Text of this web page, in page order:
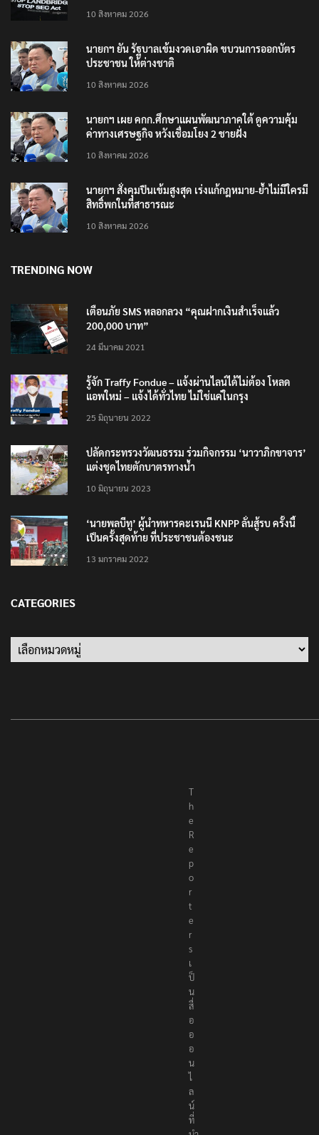
10 สิงหาคม 2026
นายกฯ ยัน รัฐบาลเข้มงวดเอาผิด ขบวนการออกบัตร
ประชาชน ให้ต่างชาติ
10 สิงหาคม 2026
นายกฯ เผย คกก.ศึกษาแผนพัฒนาภาคใต้ ดูความคุ้ม
ค่าทางเศรษฐกิจ หวังเชื่อมโยง 2 ชายฝั่ง
10 สิงหาคม 2026
นายกฯ สั่งคุมปืนเข้มสูงสุด เร่งแก้กฎหมาย-ย้ำไม่มีใครมี
สิทธิ์พกในที่สาธารณะ
10 สิงหาคม 2026
TRENDING NOW
เตือนภัย SMS หลอกลวง “คุณฝากเงินสำเร็จแล้ว
200,000 บาท”
24 มีนาคม 2021
รู้จัก Traffy Fondue – แจ้งผ่านไลน์ได้ไม่ต้อง โหลด
แอพใหม่ – แจ้งได้ทั่วไทย ไม่ใช่แค่ในกรุง
25 มิถุนายน 2022
ปลัดกระทรวงวัฒนธรรม ร่วมกิจกรรม ‘นาวาภิกขาจาร’
แต่งชุดไทยตักบาตรทางน้ำ
10 มิถุนายน 2023
‘นายพลบีทู’ ผู้นำทหารคะเรนนี KNPP ลั่นสู้รบ ครั้งนี้
เป็นครั้งสุดท้าย ที่ประชาชนต้องชนะ
13 มกราคม 2022
CATEGORIES
Categories
T
h
e
R
e
p
o
r
t
e
r
s
เ
ป็
น
สื่
อ
อ
อ
น
ไ
ล
น์
ที่